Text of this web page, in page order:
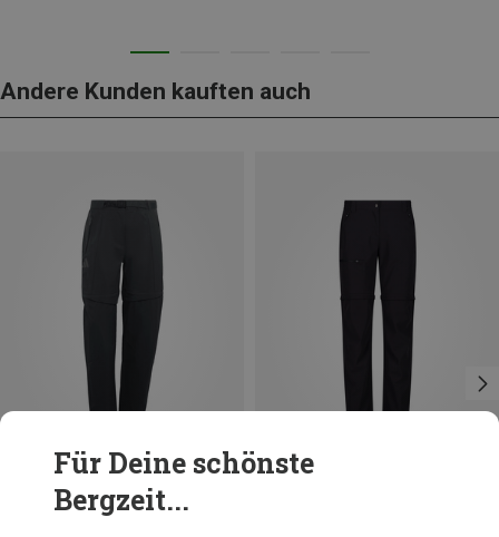
Andere Kunden kauften auch
Du sparst 30%
Für Deine schönste
Bergzeit...